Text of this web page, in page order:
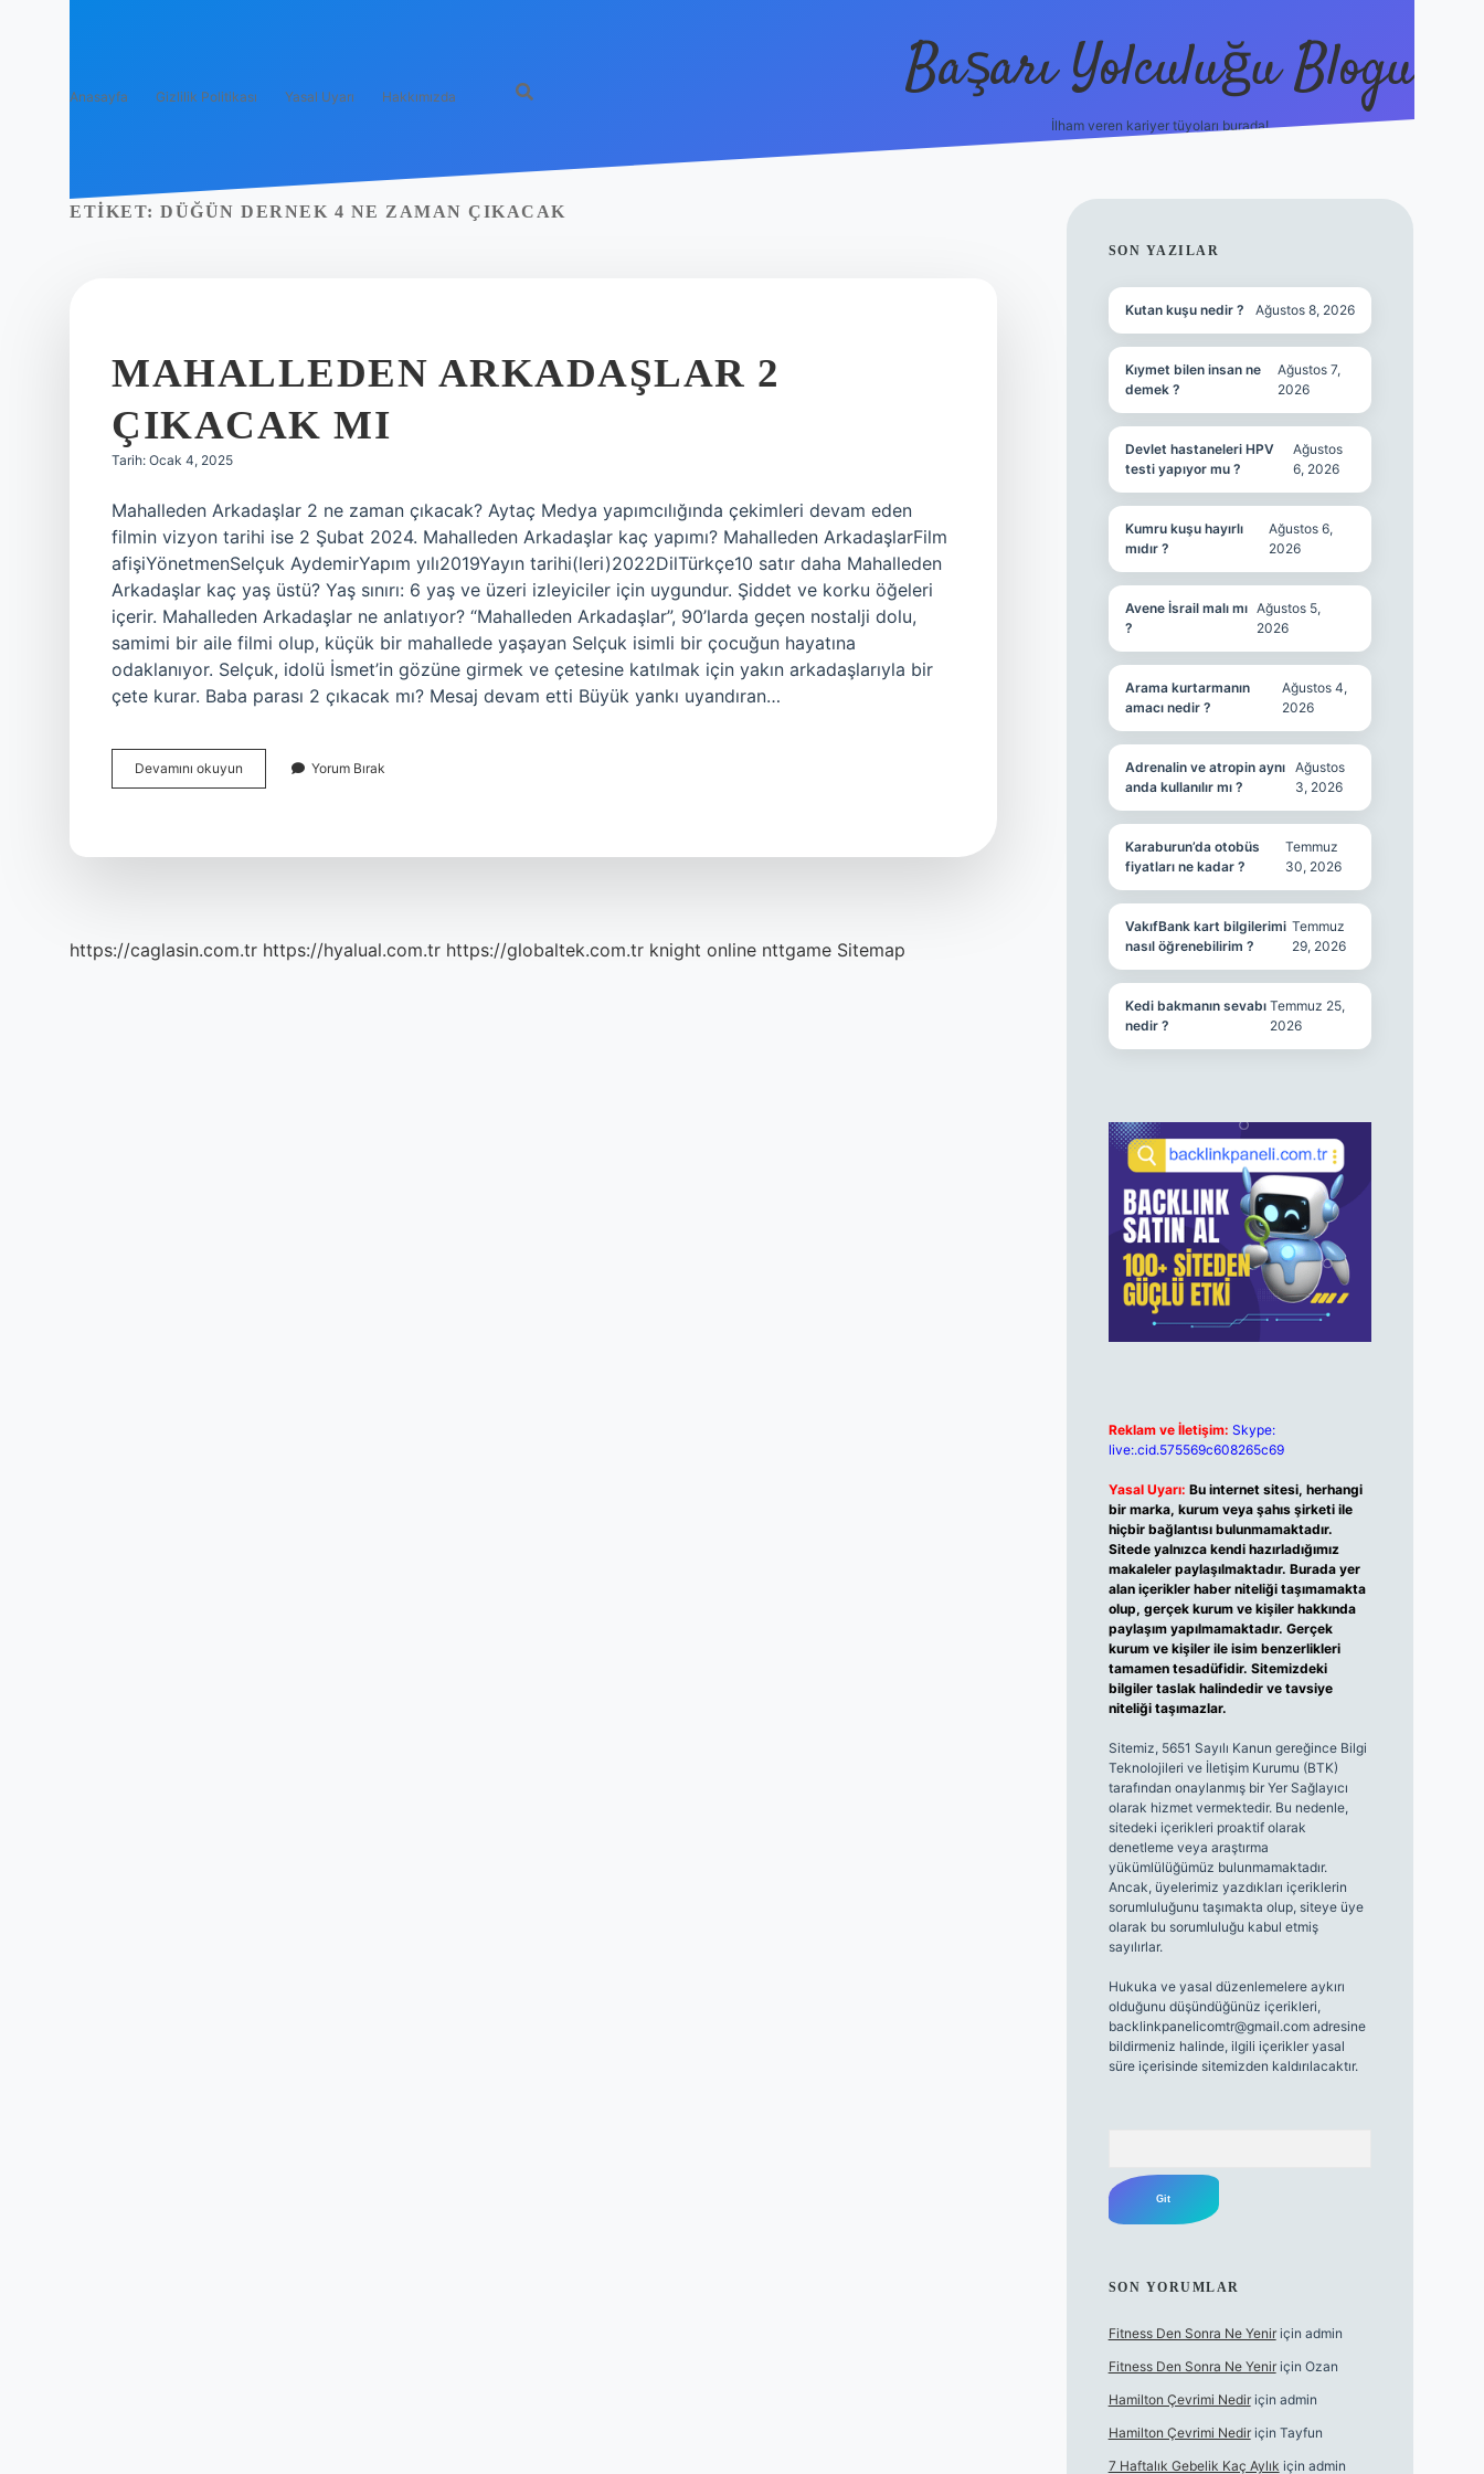
Anasayfa Gizlilik Politikası Yasal Uyarı Hakkımızda Başarı Yolculuğu Blogu
İlham veren kariyer tüyoları burada!
ETIKET: DÜĞÜN DERNEK 4 NE ZAMAN ÇIKACAK
MAHALLEDEN ARKADAŞLAR 2
ÇIKACAK MI
Tarih: Ocak 4, 2025
Mahalleden Arkadaşlar 2 ne zaman çıkacak? Aytaç Medya yapımcılığında çekimleri devam eden
filmin vizyon tarihi ise 2 Şubat 2024. Mahalleden Arkadaşlar kaç yapımı? Mahalleden ArkadaşlarFilm
afişiYönetmenSelçuk AydemirYapım yılı2019Yayın tarihi(leri)2022DilTürkçe10 satır daha Mahalleden
Arkadaşlar kaç yaş üstü? Yaş sınırı: 6 yaş ve üzeri izleyiciler için uygundur. Şiddet ve korku öğeleri
içerir. Mahalleden Arkadaşlar ne anlatıyor? “Mahalleden Arkadaşlar”, 90’larda geçen nostalji dolu,
samimi bir aile filmi olup, küçük bir mahallede yaşayan Selçuk isimli bir çocuğun hayatına
odaklanıyor. Selçuk, idolü İsmet’in gözüne girmek ve çetesine katılmak için yakın arkadaşlarıyla bir
çete kurar. Baba parası 2 çıkacak mı? Mesaj devam etti Büyük yankı uyandıran…
Devamını okuyun Mahalleden
Arkadaşlar
Yorum Bırak
https://caglasin.com.tr https://hyalual.com.tr https://globaltek.com.tr knight online nttgame Sitemap
SIDEBAR
SON YAZILAR
Kutan kuşu nedir ? Ağustos 8, 2026
Kıymet bilen insan ne
demek ?
Ağustos 7,
2026
Devlet hastaneleri HPV
testi yapıyor mu ?
Ağustos
6, 2026
Kumru kuşu hayırlı
mıdır ?
Ağustos 6,
2026
Avene İsrail malı mı
?
Ağustos 5,
2026
Arama kurtarmanın
amacı nedir ?
Ağustos 4,
2026
Adrenalin ve atropin aynı
anda kullanılır mı ?
Ağustos
3, 2026
Karaburun’da otobüs
fiyatları ne kadar ?
Temmuz
30, 2026
VakıfBank kart bilgilerimi
nasıl öğrenebilirim ?
Temmuz
29, 2026
Kedi bakmanın sevabı
nedir ?
Temmuz 25,
2026
Reklam ve İletişim: Skype:
live:.cid.575569c608265c69
Yasal Uyarı: Bu internet sitesi, herhangi
bir marka, kurum veya şahıs şirketi ile
hiçbir bağlantısı bulunmamaktadır.
Sitede yalnızca kendi hazırladığımız
makaleler paylaşılmaktadır. Burada yer
alan içerikler haber niteliği taşımamakta
olup, gerçek kurum ve kişiler hakkında
paylaşım yapılmamaktadır. Gerçek
kurum ve kişiler ile isim benzerlikleri
tamamen tesadüfidir. Sitemizdeki
bilgiler taslak halindedir ve tavsiye
niteliği taşımazlar.
Sitemiz, 5651 Sayılı Kanun gereğince Bilgi
Teknolojileri ve İletişim Kurumu (BTK)
tarafından onaylanmış bir Yer Sağlayıcı
olarak hizmet vermektedir. Bu nedenle,
sitedeki içerikleri proaktif olarak
denetleme veya araştırma
yükümlülüğümüz bulunmamaktadır.
Ancak, üyelerimiz yazdıkları içeriklerin
sorumluluğunu taşımakta olup, siteye üye
olarak bu sorumluluğu kabul etmiş
sayılırlar.
Hukuka ve yasal düzenlemelere aykırı
olduğunu düşündüğünüz içerikleri,
backlinkpanelicomtr@gmail.comadresine
bildirmeniz halinde, ilgili içerikler yasal
süre içerisinde sitemizden kaldırılacaktır.
SON YORUMLAR
Fitness Den Sonra Ne Yeniriçin admin
Fitness Den Sonra Ne Yeniriçin Ozan
Hamilton Çevrimi Nediriçin admin
Hamilton Çevrimi Nediriçin Tayfun
7 Haftalık Gebelik Kaç Aylık için admin
https://